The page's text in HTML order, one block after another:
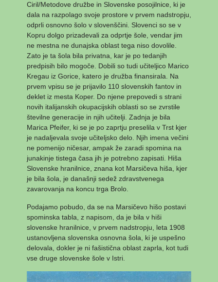
Ciril/Metodove družbe in Slovenske posojilnice, ki je
dala na razpolago svoje prostore v prvem nadstropju,
odprli osnovno šolo v slovenščini. Slovenci so se v
Kopru dolgo prizadevali za odprtje šole, vendar jim
ne mestna ne dunajska oblast tega niso dovolile.
Zato je ta šola bila privatna, kar je po tedanjih
predpisih bilo mogoče. Dobili so tudi učiteljico Marico
Kregau iz Gorice, katero je družba finansirala. Na
prvem vpisu se je prijavilo 110 slovenskih fantov in
deklet iz mesta Koper. Do njene prepovedi s strani
novih italijanskih okupacijskih oblasti so se zvrstile
številne generacije in njih učitelji. Zadnja je bila
Marica Pfeifer, ki se je po zaprtju preselila v Trst kjer
je nadaljevala svoje učiteljsko delo. Njih imena večini
ne pomenijo ničesar, ampak že zaradi spomina na
junakinje tistega časa jih je potrebno zapisati. Hiša
Slovenske hranilnice, znana kot Marsičeva hiša, kjer
je bila šola, je današnji sedež zdravstvenega
zavarovanja na koncu trga Brolo.
Podajamo pobudo, da se na Marsičevo hišo postavi
spominska tabla, z napisom, da je bila v hiši
slovenske hranilnice, v prvem nadstropju, leta 1908
ustanovljena slovenska osnovna šola, ki je uspešno
delovala, dokler je ni fašistična oblast zaprla, kot tudi
vse druge slovenske šole v Istri.